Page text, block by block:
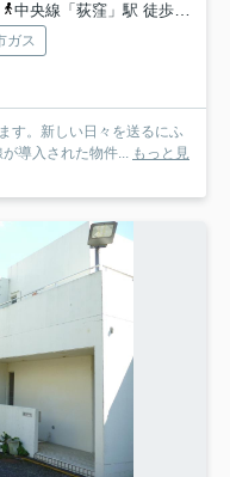
中央線「荻窪」駅 徒歩16分
ガス
す。新しい日々を送るにふ
導入された物件... もっと見